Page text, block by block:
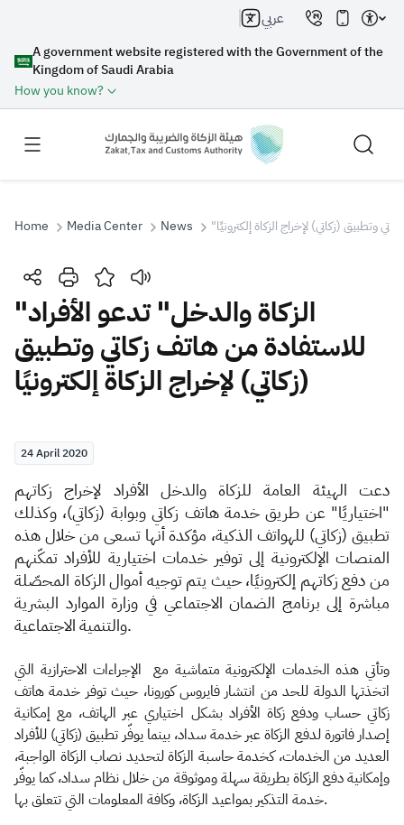
A government website registered with the Government of the
Kingdom of Saudi Arabia
How you know?
عربي
Search
Search Search AI
Suggestions
Zakat
Real Estate Transactions
Home Media Center News وتطبيق (زكاتي) لإخراج الزكاة إلكترونيًا
"الزكاة والدخل" تدعو الأفراد
للاستفادة من هاتف زكاتي وتطبيق
(زكاتي) لإخراج الزكاة إلكترونيًا
24 April 2020
دعت الهيئة العامة للزكاة والدخل الأفراد لإخراج زكاتهم
"اختياريًا" عن طريق خدمة هاتف زكاتي وبوابة (زكاتي)، وكذلك
تطبيق (زكاتي) للهواتف الذكية، مؤكدة أنها تسعى من خلال هذه
المنصات الإلكترونية إلى توفير خدمات اختيارية للأفراد تمكّنهم
من دفع زكاتهم إلكترونيًا، حيث يتم توجيه أموال الزكاة المحصّلة
مباشرة إلى برنامج الضمان الاجتماعي في وزارة الموارد البشرية
والتنمية الاجتماعية.
وتأتي هذه الخدمات الإلكترونية متماشية مع الإجراءات الاحترازية التي
اتخذتها الدولة للحد من انتشار فايروس كورونا، حيث توفر خدمة هاتف
زكاتي حساب ودفع زكاة الأفراد بشكل اختياري عبر الهاتف، مع إمكانية
إصدار فاتورة لدفع الزكاة عبر خدمة سداد، بينما يوفّر تطبيق (زكاتي) للأفراد
العديد من الخدمات، كخدمة حاسبة الزكاة لتحديد نصاب الزكاة الواجبة،
وإمكانية دفع الزكاة بطريقة سهلة وموثوقة من خلال نظام سداد، كما يوفّر
خدمة التذكير بمواعيد الزكاة، وكافة المعلومات التي تتعلق بها.